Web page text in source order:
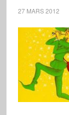
27 MARS 2012